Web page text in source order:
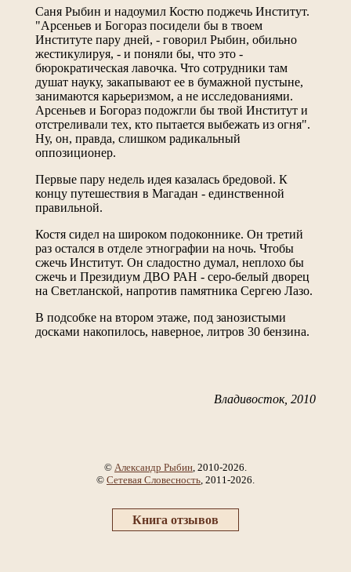
Саня Рыбин и надоумил Костю поджечь Институт.
"Арсеньев и Богораз посидели бы в твоем
Институте пару дней, - говорил Рыбин, обильно
жестикулируя, - и поняли бы, что это -
бюрократическая лавочка. Что сотрудники там
душат науку, закапывают ее в бумажной пустыне,
занимаются карьеризмом, а не исследованиями.
Арсеньев и Богораз подожгли бы твой Институт и
отстреливали тех, кто пытается выбежать из огня".
Ну, он, правда, слишком радикальный
оппозиционер.
Первые пару недель идея казалась бредовой. К
концу путешествия в Магадан - единственной
правильной.
Костя сидел на широком подоконнике. Он третий
раз остался в отделе этнографии на ночь. Чтобы
сжечь Институт. Он сладостно думал, неплохо бы
сжечь и Президиум ДВО РАН - серо-белый дворец
на Светланской, напротив памятника Сергею Лазо.
В подсобке на втором этаже, под занозистыми
досками накопилось, наверное, литров 30 бензина.
Владивосток, 2010
© Александр Рыбин , 2010-2026.
© Сетевая Словесность , 2011-2026.
Книга отзывов